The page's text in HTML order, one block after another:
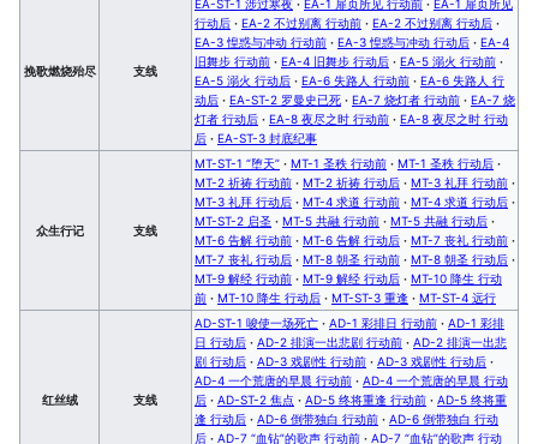
挽歌燃烧殆尽 支线
EA-ST-1 涉过寒夜 · EA-1 扉页所见 行动前 · EA-1 扉页所见
行动后 · EA-2 不过别离 行动前 · EA-2 不过别离 行动后 ·
EA-3 惶惑与冲动 行动前 · EA-3 惶惑与冲动 行动后 · EA-4
旧舞步 行动前 · EA-4 旧舞步 行动后 · EA-5 溺火 行动前 ·
EA-5 溺火 行动后 · EA-6 失路人 行动前 · EA-6 失路人 行
动后 · EA-ST-2 罗曼史已死 · EA-7 烧灯者 行动前 · EA-7 烧
灯者 行动后 · EA-8 夜尽之时 行动前 · EA-8 夜尽之时 行动
后 · EA-ST-3 封底纪事
众生行记 支线
MT-ST-1 “堕天” · MT-1 圣秩 行动前 · MT-1 圣秩 行动后 ·
MT-2 祈祷 行动前 · MT-2 祈祷 行动后 · MT-3 礼拜 行动前 ·
MT-3 礼拜 行动后 · MT-4 求道 行动前 · MT-4 求道 行动后 ·
MT-ST-2 启圣 · MT-5 共融 行动前 · MT-5 共融 行动后 ·
MT-6 告解 行动前 · MT-6 告解 行动后 · MT-7 丧礼 行动前 ·
MT-7 丧礼 行动后 · MT-8 朝圣 行动前 · MT-8 朝圣 行动后 ·
MT-9 解经 行动前 · MT-9 解经 行动后 · MT-10 降生 行动
前 · MT-10 降生 行动后 · MT-ST-3 重逢 · MT-ST-4 远行
红丝绒 支线
AD-ST-1 唆使一场死亡 · AD-1 彩排日 行动前 · AD-1 彩排
日 行动后 · AD-2 排演一出悲剧 行动前 · AD-2 排演一出悲
剧 行动后 · AD-3 戏剧性 行动前 · AD-3 戏剧性 行动后 ·
AD-4 一个荒唐的早晨 行动前 · AD-4 一个荒唐的早晨 行动
后 · AD-ST-2 焦点 · AD-5 终将重逢 行动前 · AD-5 终将重
逢 行动后 · AD-6 倒带独白 行动前 · AD-6 倒带独白 行动
后 · AD-7 “血钻”的歌声 行动前 · AD-7 “血钻”的歌声 行动